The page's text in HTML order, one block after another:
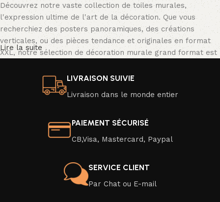
Découvrez notre vaste collection de toiles murales,
l'expression ultime de l'art de la décoration. Que vous
recherchiez des posters panoramiques, des créations
verticales, ou des pièces tendance et originales en format
XXL, notre sélection de décoration murale grand format est
Nos posters se déclinent dans une palette de couleurs
vibrantes ou en noir et blanc classique, avec une résolution
réalisme saisissant. Transformez facilement l'ambiance de
votre intérieur en un clin d'œil en optant pour un nouveau
poster moderne ou une affiche au design captivant.
Veuillez noter que nos toiles sont vendues sans cadre, mais
elles sont soigneusement emballées pour une livraison en
Lire la suite
LIVRAISON SUIVIE
Livraison dans le monde entier
PAIEMENT SÉCURISÉ
CB,Visa, Mastercard, Paypal
SERVICE CLIENT
Par Chat ou E-mail